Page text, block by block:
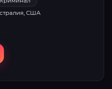
интеллекта стирает грань
и одержимостью. Логан
хардкорными боями
США